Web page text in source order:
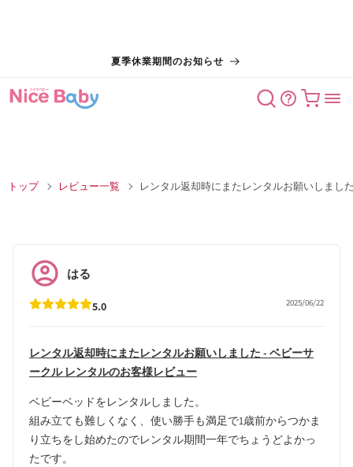
夏季休業期間のお知らせ
カート
トップ レビュー一覧 レンタル返却時にまたレンタルお願いしまし
5.0 2025/06/22
はる
レンタル返却時にまたレンタルお願いしました - ベビーサ
ークル レンタルのお客様レビュー
ベビーベッドをレンタルしました。
組み立ても難しくなく、使い勝手も満足で1歳前からつかま
り立ちをし始めたのでレンタル期間一年でちょうどよかっ
たです。